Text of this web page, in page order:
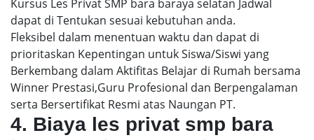
Kursus Les Privat SMP bara baraya selatan Jadwal
dapat di Tentukan sesuai kebutuhan anda.
Fleksibel dalam menentuan waktu dan dapat di
prioritaskan Kepentingan untuk Siswa/Siswi yang
Berkembang dalam Aktifitas Belajar di Rumah bersama
Winner Prestasi,Guru Profesional dan Berpengalaman
serta Bersertifikat Resmi atas Naungan PT.
4. Biaya les privat smp bara